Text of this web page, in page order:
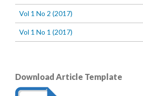
Vol 1 No 2 (2017)
Vol 1 No 1 (2017)
Download Article Template